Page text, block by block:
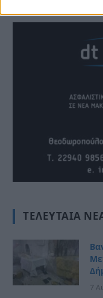
ΤΕΛΕΥΤΑΊΑ
7